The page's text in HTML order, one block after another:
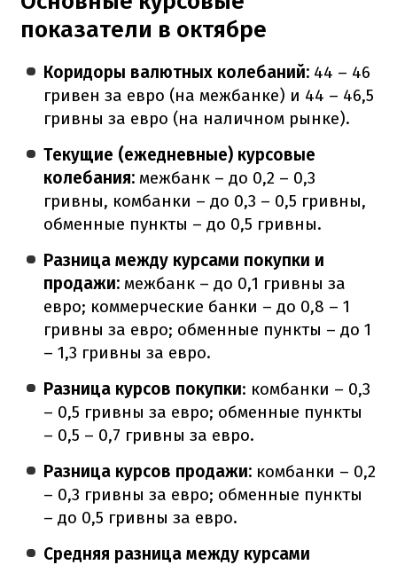
показатели в октябре
Коридоры валютных колебаний: 44 – 46
гривен за евро (на межбанке) и 44 – 46,5
гривны за евро (на наличном рынке).
Текущие (ежедневные) курсовые
колебания: межбанк – до 0,2 – 0,3
гривны, комбанки – до 0,3 – 0,5 гривны,
обменные пункты – до 0,5 гривны.
Разница между курсами покупки и
продажи: межбанк – до 0,1 гривны за
евро; коммерческие банки – до 0,8 – 1
гривны за евро; обменные пункты – до 1
– 1,3 гривны за евро.
Разница курсов покупки: комбанки – 0,3
– 0,5 гривны за евро; обменные пункты
– 0,5 – 0,7 гривны за евро.
Разница курсов продажи: комбанки – 0,2
– 0,3 гривны за евро; обменные пункты
– до 0,5 гривны за евро.
Средняя разница между курсами